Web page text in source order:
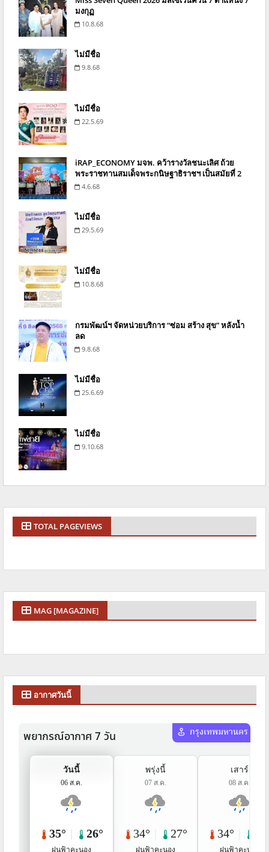
มงกุฏ
10.8.68
ไม่มีชื่อ
9.8.68
ไม่มีชื่อ
22.5.69
iRAP_ECONOMY มจพ. คว้ารางวัลชนะเลิศ ถ้วย
พระราชทานสมเด็จพระกนิษฐาธิราชฯ เป็นสมัยที่ 2
4.6.68
ไม่มีชื่อ
29.5.69
ไม่มีชื่อ
10.8.68
กรมพัฒน์ฯ จัดหน่วยบริการ “ซ่อม สร้าง สุข” หลังน้ำ
ลด
9.8.68
ไม่มีชื่อ
25.6.69
ไม่มีชื่อ
9.10.68
TOTAL PAGEVIEWS
MAG [MAGAZINE]
อากาศวันนี้